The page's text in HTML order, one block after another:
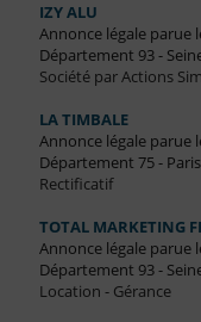
IZY ALU
Annonce légale parue
Département 93 -
Société par Actions
LA TIMBALE
Annonce légale parue
Département 75 - Paris
Rectificatif
TOTAL MARKETING
Annonce légale parue
Département 93 -
Location - Gérance